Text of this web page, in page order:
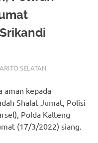
SELATAN
aman kepada
Shalat Jumat, Polisi
Polda Kalteng
(17/3/2022) siang.